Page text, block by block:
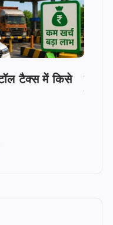
टैक्स में किसे